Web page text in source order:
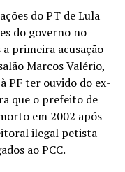
do PT de Lula
do governo no
primeira acusação
Marcos Valério,
PF ter ouvido do ex-
que o prefeito de
em 2002 após
ilegal petista
ao PCC.